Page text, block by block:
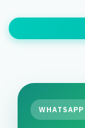
WHATSAPP